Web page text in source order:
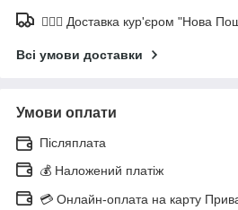
🚶🏼‍♂️ Доставка кур'єром "Нова
Всі умови доставки
Умови оплати
Післяплата
💰 Наложений платіж
💳 Онлайн-оплата на карту